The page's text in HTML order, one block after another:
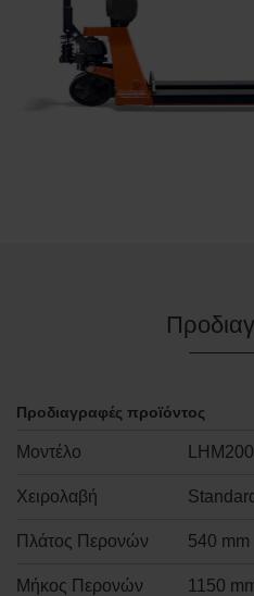
Προδιαγραφές προϊόντος
Μοντέλο
Χειρολαβή
Πλάτος Περονών 540 mm
Μήκος Περονών 1150